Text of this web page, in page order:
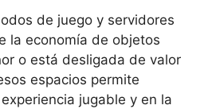
de juego y servidores
la economía de objetos
o está desligada de valor
espacios permite
jugable y en la